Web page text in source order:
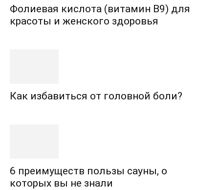
Фолиевая кислота (витамин В9) для
красоты и женского здоровья
Как избавиться от головной боли?
6 преимуществ пользы сауны, о
которых вы не знали